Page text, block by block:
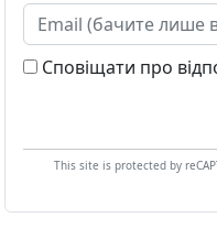
Сповіщати про
This site is protected by